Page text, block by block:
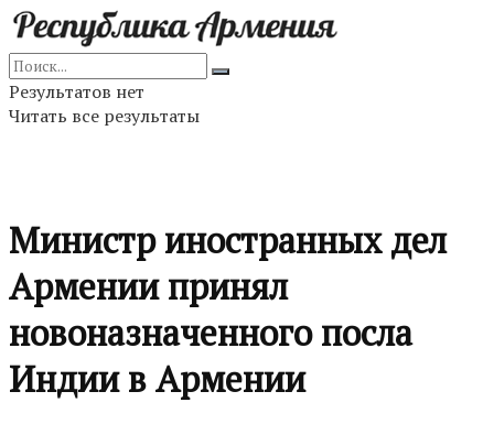
Результатов нет
Читать все результаты
Министр иностранных дел
Армении принял
новоназначенного посла
Индии в Армении